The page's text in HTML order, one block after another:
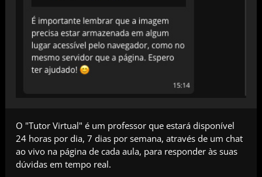
O "Tutor Virtual" é um professor que estará disponível
24 horas por dia, 7 dias por semana, através de um chat
ao vivo na página de cada aula, para responder às suas
dúvidas em tempo real.